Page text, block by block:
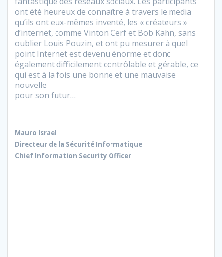
ont été heureux de connaître à travers le media
qu’ils ont eux-mêmes inventé, les « créateurs »
d’internet, comme Vinton Cerf et Bob Kahn, sans
oublier Louis Pouzin, et ont pu mesurer à quel
point Internet est devenu énorme et donc
également difficilement contrôlable et gérable, ce
qui est à la fois une bonne et une mauvaise
nouvelle
pour son futur…
Mauro Israel
Directeur de la Sécurité Informatique
Chief Information Security Officer